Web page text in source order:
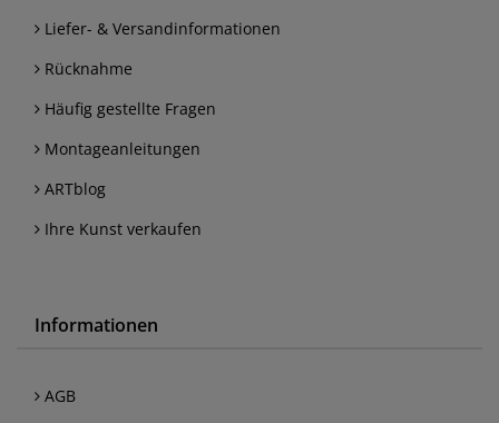
Liefer- & Versandinformationen
Rücknahme
Häufig gestellte Fragen
Montageanleitungen
ARTblog
Ihre Kunst verkaufen
Informationen
AGB